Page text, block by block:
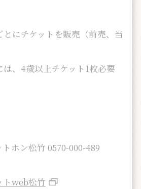
にチケットを販売（前売、当
、4歳以上チケット1枚必要
トホン松竹 0570-000-489
トweb松竹